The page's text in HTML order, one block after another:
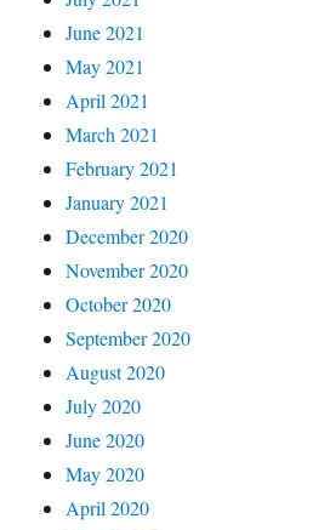
June 2021
May 2021
April 2021
March 2021
February 2021
January 2021
December 2020
November 2020
October 2020
September 2020
August 2020
July 2020
June 2020
May 2020
April 2020